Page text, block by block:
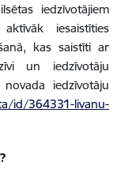
iedzīvotājiem
iesaistīties
kas saistīti ar
un iedzīvotāju
iedzīvotāju
id/364331-livanu-